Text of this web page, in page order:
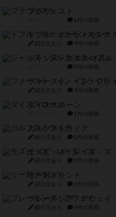
ブラヴェスト
1件の投稿
ドブル：ポケットモンス
紹介文あり 4件の投稿
ジャンヌ・ダルク-オルレ
5件の投稿
ファースト・イン・フラ
紹介文あり 3件の投稿
ダイススローン
1件の投稿
ガルフストライク
紹介文あり 1件の投稿
モズビ－ズ・レイダ－ズ
紹介文あり 1件の投稿
リー対グラント
紹介文あり 1件の投稿
ブレーキング・アウェイ
紹介文あり 4件の投稿